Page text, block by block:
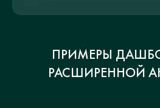
ПРИМЕРЫ
РАСШИРЕННОЙ